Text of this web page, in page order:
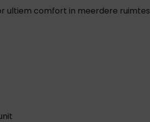
ultiem comfort in meerdere ruimtes